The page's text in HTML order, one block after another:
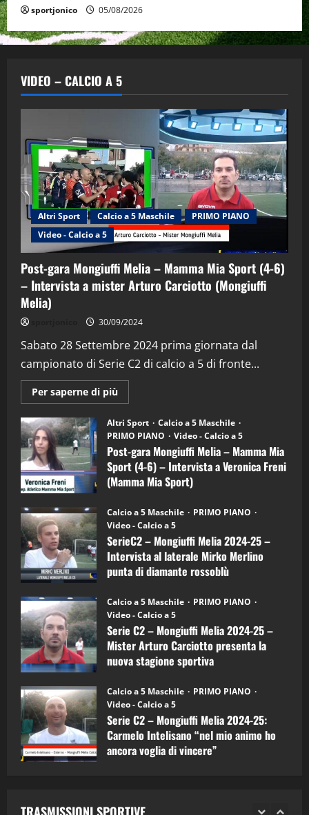
sportjonico 05/08/2026
VIDEO – CALCIO A 5
Altri Sport Calcio a 5 Maschile
PRIMO PIANO
Video - Calcio a 5
Post-gara Mongiuffi Melia – Mamma Mia Sport (4-6)
– Intervista a mister Arturo Carciotto (Mongiuffi
Melia)
30/09/2024
Sabato 28 Settembre 2024 prima giornata dal
campionato di Serie C2 di calcio a 5 di fronte...
Per saperne di più
informazioni
Post-
gara
Mongiuffi
Melia
–
Mamma
Mia
Sport
6)
–
Intervista
a
mister
Arturo
Carciotto
(Mongiuffi
Altri Sport
Calcio a 5 Maschile
PRIMO PIANO
Video - Calcio a 5
Post-gara Mongiuffi Melia – Mamma Mia
Sport (4-6) – Intervista a Veronica Freni
(Mamma Mia Sport)
Calcio a 5 Maschile
PRIMO PIANO
Video - Calcio a 5
SerieC2 – Mongiuffi Melia 2024-25 –
Intervista al laterale Mirko Merlino
punta di diamante rossoblù
Calcio a 5 Maschile
PRIMO PIANO
Video - Calcio a 5
Serie C2 – Mongiuffi Melia 2024-25 –
Mister Arturo Carciotto presenta la
nuova stagione sportiva
Calcio a 5 Maschile
PRIMO PIANO
Video - Calcio a 5
Serie C2 – Mongiuffi Melia 2024-25:
Carmelo Intelisano “nel mio animo ho
ancora voglia di vincere”
2
“SportEmpire” in Podcast: 29^ Puntata
(Martedi 28 Aprile 2026)
28/04/2026
3
"SportEmpire" in Podcast
“SportEmpire” in Podcast: 28^ Puntata
(Martedi 21 Aprile 2026)
21/04/2026
4
“SportEmpire” in Podcast: 27^ Puntata
(Martedi 14 Aprile 2026)
15/04/2026
5
“SportEmpire” in Podcast: 26^ Puntata
(Martedi 07 Aprile 2026)
08/04/2026
1
“SportEmpire” in Podcast: 30^ Puntata
(Martedi 05 Maggio 2026)
08/05/2026
28/04/2026